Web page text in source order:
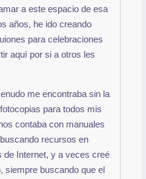
a este espacio de esa
años, he ido creando
para celebraciones
aquí por si a otros les
me encontraba sin la
para todos mis
contaba con manuales
recursos en
de Internet, y a veces creé
siempre buscando que el